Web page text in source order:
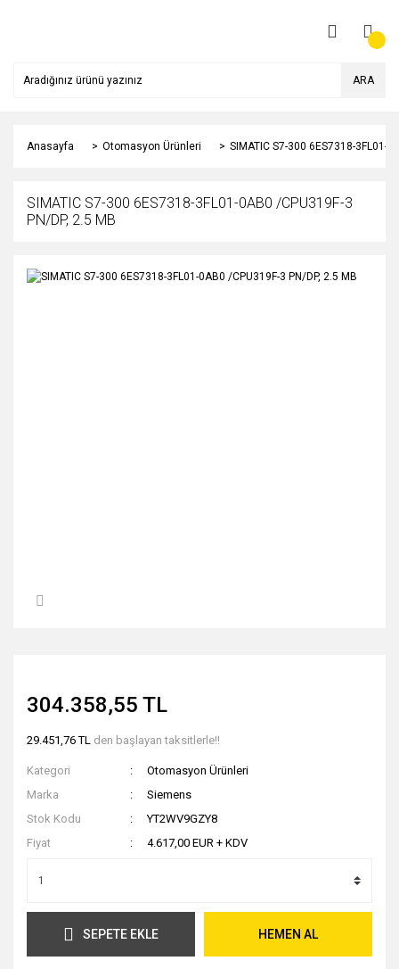
ARA
Anasayfa Otomasyon Ürünleri SIMATIC S7-300 6ES7318-3FL01-
SIMATIC S7-300 6ES7318-3FL01-0AB0 /CPU319F-3
PN/DP, 2.5 MB
304.358,55 TL
29.451,76 TL den başlayan taksitlerle!!
Kategori
Otomasyon Ürünleri
Marka
Siemens
Stok Kodu
YT2WV9GZY8
Fiyat
4.617,00 EUR + KDV
SEPETE EKLE HEMEN AL